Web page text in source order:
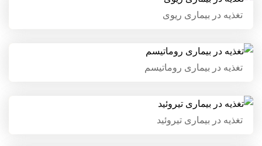
تغذیه در بیماری ریوی
تغذیه در بیماری روماتیسم
تغذیه در بیماری روماتیسم
تغذیه در بیماری تیروئید